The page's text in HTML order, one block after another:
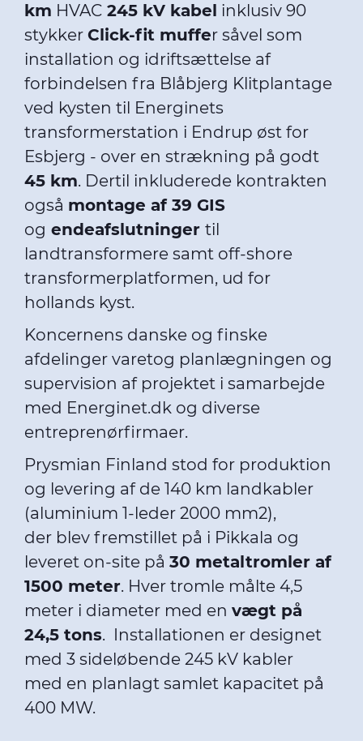
km HVAC 245 kV kabel inklusiv 90
stykker Click-fit muffer såvel som
installation og idriftsættelse af
forbindelsen fra Blåbjerg Klitplantage
ved kysten til Energinets
transformerstation i Endrup øst for
Esbjerg - over en strækning på godt
45 km. Dertil inkluderede kontrakten
også montage af 39 GIS
og endeafslutninger til
landtransformere samt off-shore
transformerplatformen, ud for
hollands kyst.
Koncernens danske og finske
afdelinger varetog planlægningen og
supervision af projektet i samarbejde
med Energinet.dk og diverse
entreprenørfirmaer.
Prysmian Finland stod for produktion
og levering af de 140 km landkabler
(aluminium 1-leder 2000 mm2),
der blev fremstillet på i Pikkala og
leveret on-site på 30 metaltromler af
1500 meter. Hver tromle målte 4,5
meter i diameter med en vægt på
24,5 tons. Installationen er designet
med 3 sideløbende 245 kV kabler
med en planlagt samlet kapacitet på
400 MW.